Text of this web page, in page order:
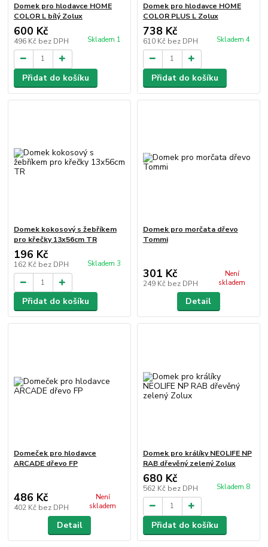
Domek pro hlodavce HOME
COLOR L bílý Zolux
600 Kč
496 Kč bez DPH Skladem 1
Přidat do košíku
Domek pro hlodavce HOME
COLOR PLUS L Zolux
738 Kč
610 Kč bez DPH Skladem 4
Přidat do košíku
Domek kokosový s žebříkem
pro křečky 13x56cm TR
196 Kč
162 Kč bez DPH Skladem 3
Přidat do košíku
Domek pro morčata dřevo
Tommi
301 Kč
249 Kč bez DPH
Není
skladem
Detail
Domeček pro hlodavce
ARCADE dřevo FP
486 Kč
402 Kč bez DPH
Není
skladem
Detail
Domek pro králíky NEOLIFE NP
RAB dřevěný zelený Zolux
680 Kč
562 Kč bez DPH Skladem 8
Přidat do košíku